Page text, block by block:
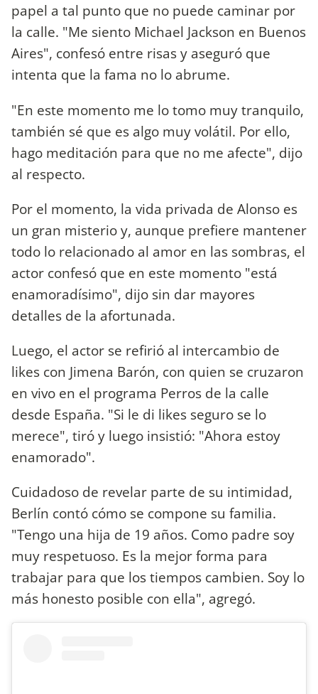
papel a tal punto que no puede caminar por
la calle. "Me siento Michael Jackson en Buenos
Aires", confesó entre risas y aseguró que
intenta que la fama no lo abrume.
"En este momento me lo tomo muy tranquilo,
también sé que es algo muy volátil. Por ello,
hago meditación para que no me afecte", dijo
al respecto.
Por el momento, la vida privada de Alonso es
un gran misterio y, aunque prefiere mantener
todo lo relacionado al amor en las sombras, el
actor confesó que en este momento "está
enamoradísimo", dijo sin dar mayores
detalles de la afortunada.
Luego, el actor se refirió al intercambio de
likes con Jimena Barón, con quien se cruzaron
en vivo en el programa Perros de la calle
desde España. "Si le di likes seguro se lo
merece", tiró y luego insistió: "Ahora estoy
enamorado".
Cuidadoso de revelar parte de su intimidad,
Berlín contó cómo se compone su familia.
"Tengo una hija de 19 años. Como padre soy
muy respetuoso. Es la mejor forma para
trabajar para que los tiempos cambien. Soy lo
más honesto posible con ella", agregó.